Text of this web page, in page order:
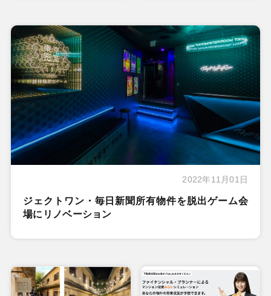
2022年11月01日
ジェクトワン・毎日新聞所有物件を脱出ゲーム会
場にリノベーション